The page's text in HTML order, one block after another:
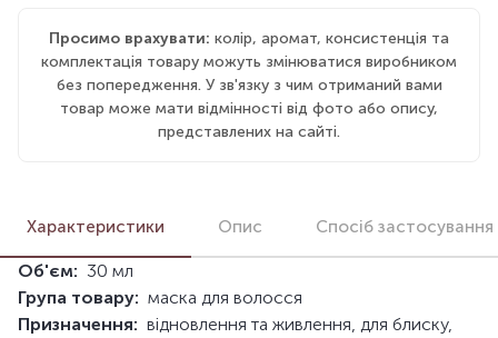
Просимо врахувати: колір, аромат, консистенція та
комплектація товару можуть змінюватися виробником
без попередження. У зв'язку з чим отриманий вами
товар може мати відмінності від фото або опису,
представлених на сайті.
Характеристики Опис Спосіб застосування
Об'єм: 30 мл
Група товару: маска для волосся
Призначення: відновлення та живлення, для блиску,